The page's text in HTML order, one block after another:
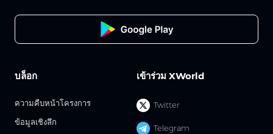
เข้าร่วม XWorld
Twitter
Telegram
บล็อก
ความคืบหน้าโครงการ
ข้อมูลเชิงลึก